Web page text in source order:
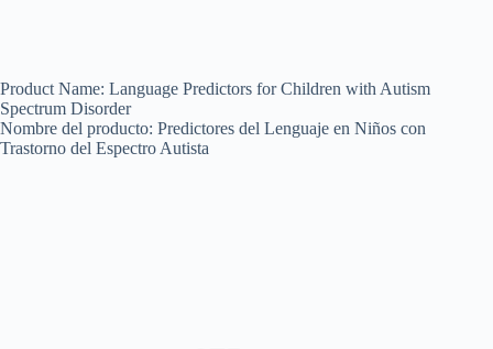
Product Name: Language Predictors for Children with Autism
Spectrum Disorder
Nombre del producto: Predictores del Lenguaje en Niños con
Trastorno del Espectro Autista